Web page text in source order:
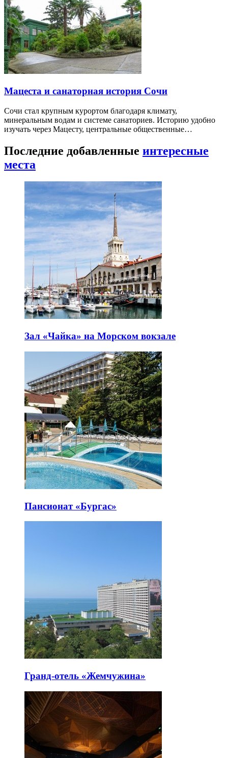
Мацеста и санаторная история Сочи
Сочи стал крупным курортом благодаря климату,
минеральным водам и системе санаториев. Историю удобно
изучать через Мацесту, центральные общественные…
Последние добавленные интересные
места
Зал «Чайка» на Морском вокзале
Пансионат «Бургас»
Гранд-отель «Жемчужина»